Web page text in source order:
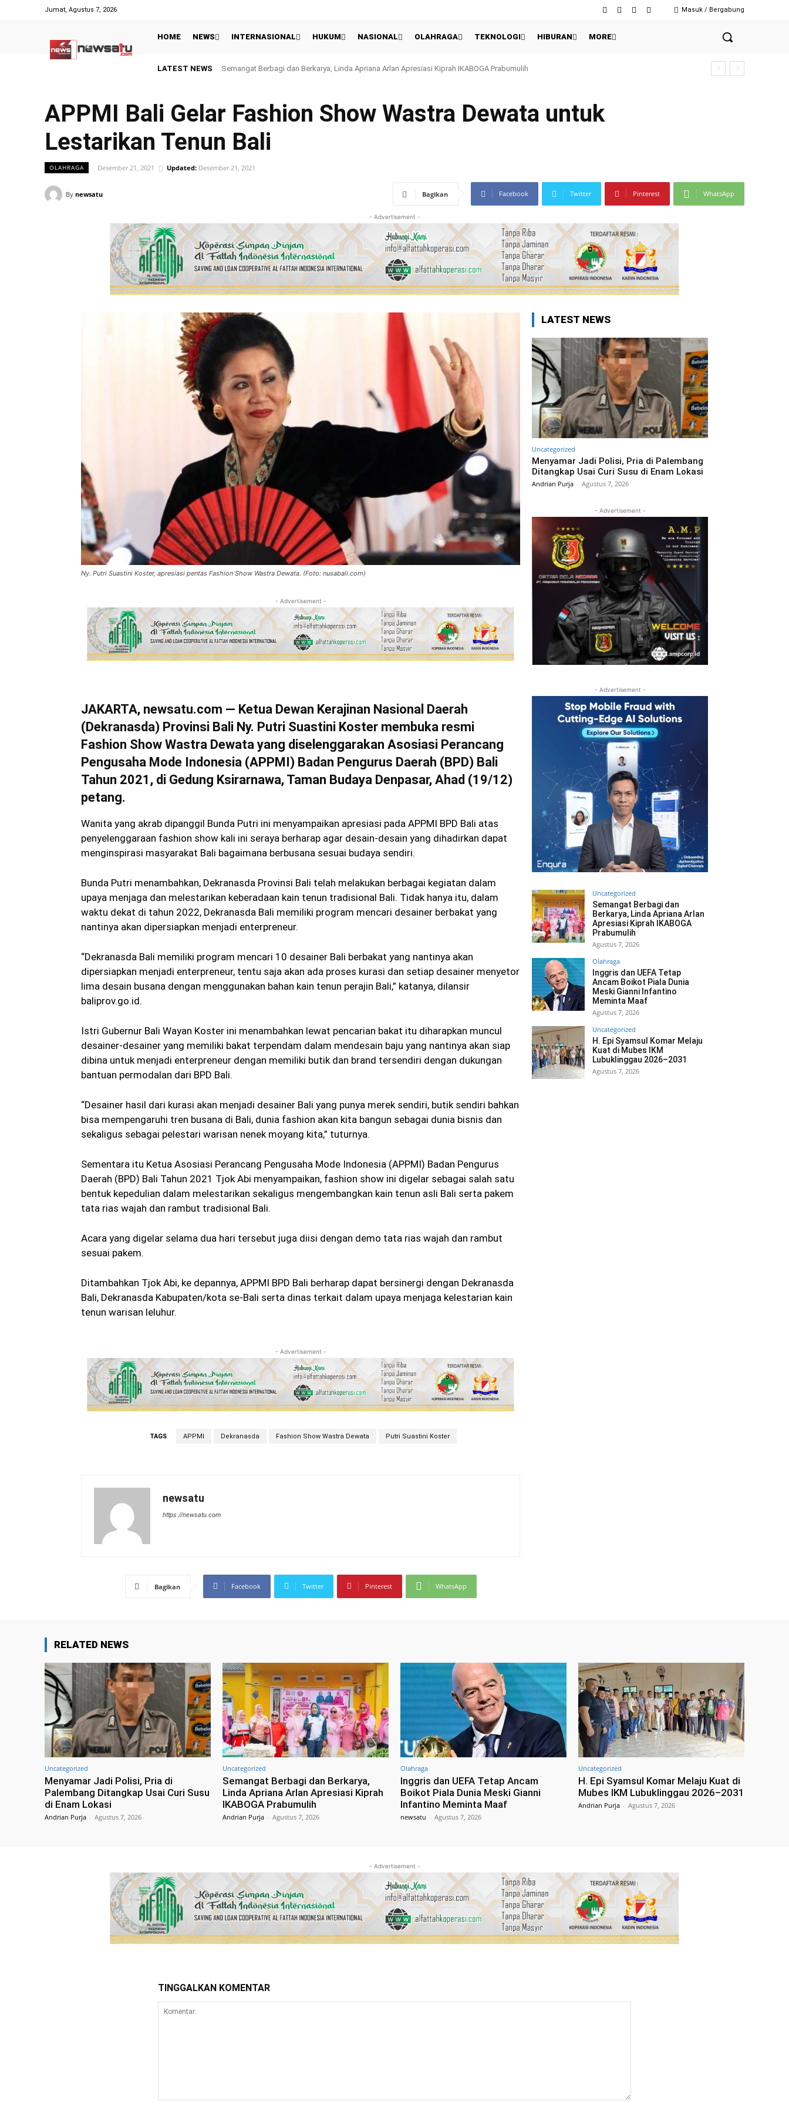
Jumat, Agustus 7, 2026 Masuk / Bergabung
HOME NEWS INTERNASIONAL HUKUM NASIONAL OLAHRAGA TEKNOLOGI HIBURAN MORE
LATEST NEWS Inggris dan UEFA Tetap Ancam Boikot Piala Dunia Meski Gianni Infantino Meminta Maaf
APPMI Bali Gelar Fashion Show Wastra Dewata untuk
Lestarikan Tenun Bali
OLAHRAGA Desember 21, 2021 Updated: Desember 21, 2021
By newsatu Bagikan Facebook Twitter Pinterest WhatsApp
- Advertisement -
Ny. Putri Suastini Koster, apresiasi pentas Fashion Show Wastra Dewata. (Foto: nusabali.com)
- Advertisement -
JAKARTA, newsatu.com — Ketua Dewan Kerajinan Nasional Daerah
(Dekranasda) Provinsi Bali Ny. Putri Suastini Koster membuka resmi
Fashion Show Wastra Dewata yang diselenggarakan Asosiasi Perancang
Pengusaha Mode Indonesia (APPMI) Badan Pengurus Daerah (BPD) Bali
Tahun 2021, di Gedung Ksirarnawa, Taman Budaya Denpasar, Ahad (19/12)
petang.
Wanita yang akrab dipanggil Bunda Putri ini menyampaikan apresiasi pada APPMI BPD Bali atas
penyelenggaraan fashion show kali ini seraya berharap agar desain-desain yang dihadirkan dapat
menginspirasi masyarakat Bali bagaimana berbusana sesuai budaya sendiri.
Bunda Putri menambahkan, Dekranasda Provinsi Bali telah melakukan berbagai kegiatan dalam
upaya menjaga dan melestarikan keberadaan kain tenun tradisional Bali. Tidak hanya itu, dalam
waktu dekat di tahun 2022, Dekranasda Bali memiliki program mencari desainer berbakat yang
nantinya akan dipersiapkan menjadi enterpreneur.
“Dekranasda Bali memiliki program mencari 10 desainer Bali berbakat yang nantinya akan
dipersiapkan menjadi enterpreneur, tentu saja akan ada proses kurasi dan setiap desainer menyetor
lima desain busana dengan menggunakan bahan kain tenun perajin Bali,” katanya, dilansir
baliprov.go.id.
Istri Gubernur Bali Wayan Koster ini menambahkan lewat pencarian bakat itu diharapkan muncul
desainer-desainer yang memiliki bakat terpendam dalam mendesain baju yang nantinya akan siap
dibina untuk menjadi enterpreneur dengan memiliki butik dan brand tersendiri dengan dukungan
bantuan permodalan dari BPD Bali.
“Desainer hasil dari kurasi akan menjadi desainer Bali yang punya merek sendiri, butik sendiri bahkan
bisa mempengaruhi tren busana di Bali, dunia fashion akan kita bangun sebagai dunia bisnis dan
sekaligus sebagai pelestari warisan nenek moyang kita,” tuturnya.
Sementara itu Ketua Asosiasi Perancang Pengusaha Mode Indonesia (APPMI) Badan Pengurus
Daerah (BPD) Bali Tahun 2021 Tjok Abi menyampaikan, fashion show ini digelar sebagai salah satu
bentuk kepedulian dalam melestarikan sekaligus mengembangkan kain tenun asli Bali serta pakem
tata rias wajah dan rambut tradisional Bali.
Acara yang digelar selama dua hari tersebut juga diisi dengan demo tata rias wajah dan rambut
sesuai pakem.
Ditambahkan Tjok Abi, ke depannya, APPMI BPD Bali berharap dapat bersinergi dengan Dekranasda
Bali, Dekranasda Kabupaten/kota se-Bali serta dinas terkait dalam upaya menjaga kelestarian kain
tenun warisan leluhur.
- Advertisement -
TAGS APPMI Dekranasda Fashion Show Wastra Dewata Putri Suastini Koster
newsatu
https://newsatu.com
Bagikan Facebook Twitter Pinterest WhatsApp
LATEST NEWS
Uncategorized
Menyamar Jadi Polisi, Pria di Palembang
Ditangkap Usai Curi Susu di Enam Lokasi
Andrian Purja - Agustus 7, 2026
- Advertisement -
- Advertisement -
Uncategorized
Semangat Berbagi dan
Berkarya, Linda Apriana Arlan
Apresiasi Kiprah IKABOGA
Prabumulih
Agustus 7, 2026
Olahraga
Inggris dan UEFA Tetap
Ancam Boikot Piala Dunia
Meski Gianni Infantino
Meminta Maaf
Agustus 7, 2026
Uncategorized
H. Epi Syamsul Komar Melaju
Kuat di Mubes IKM
Lubuklinggau 2026–2031
Agustus 7, 2026
RELATED NEWS
Uncategorized
Menyamar Jadi Polisi, Pria di
Palembang Ditangkap Usai Curi Susu
di Enam Lokasi
Andrian Purja - Agustus 7, 2026
Uncategorized
Semangat Berbagi dan Berkarya,
Linda Apriana Arlan Apresiasi Kiprah
IKABOGA Prabumulih
Andrian Purja - Agustus 7, 2026
Olahraga
Inggris dan UEFA Tetap Ancam
Boikot Piala Dunia Meski Gianni
Infantino Meminta Maaf
newsatu - Agustus 7, 2026
Uncategorized
H. Epi Syamsul Komar Melaju Kuat di
Mubes IKM Lubuklinggau 2026–2031
Andrian Purja - Agustus 7, 2026
- Advertisement -
TINGGALKAN KOMENTAR